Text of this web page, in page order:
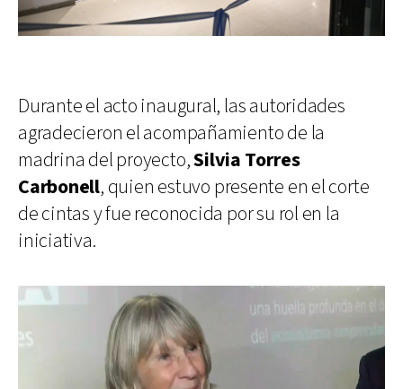
Durante el acto inaugural, las autoridades
agradecieron el acompañamiento de la
madrina del proyecto,Silvia Torres
Carbonell, quien estuvo presente en el corte
de cintas y fue reconocida por su rol en la
iniciativa.